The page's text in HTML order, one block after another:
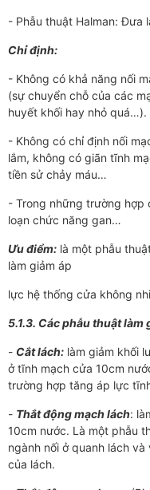
- Phẫu thuật Halman: Đưa
Chỉ định:
- Không có khả năng nối
(sự chuyển chỗ của các
huyết khối hay nhỏ quá…).
- Không có chỉ định nối
lắm, không có giãn tĩnh
tiền sử chảy máu…
- Trong những trường hợp
loạn chức năng gan…
Ưu điểm: là một phẫu
làm giảm áp
lực hệ thống cửa không
5.1.3. Các phẫu thuật
- Cắt lách: làm giảm khối
ở tĩnh mạch cửa 10cm
trường hợp tăng áp lực
- Thắt động mạch lách:
10cm nước. Là một phẫu
ngành nối ở quanh lách
của lách.